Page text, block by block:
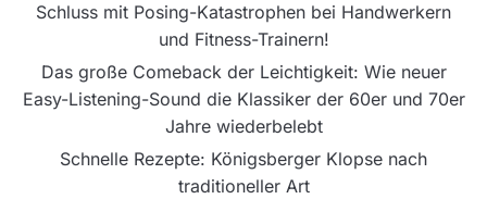
Schluss mit Posing-Katastrophen bei Handwerkern
und Fitness-Trainern!
Das große Comeback der Leichtigkeit: Wie neuer
Easy-Listening-Sound die Klassiker der 60er und 70er
Jahre wiederbelebt
Schnelle Rezepte: Königsberger Klopse nach
traditioneller Art